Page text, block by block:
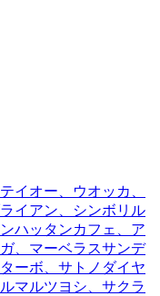
イオー、ウオッカ、
イアン、シンボリル
ハッタンカフェ、ア
、マーベラスサンデ
ーボ、サトノダイヤ
マルツヨシ、サクラ